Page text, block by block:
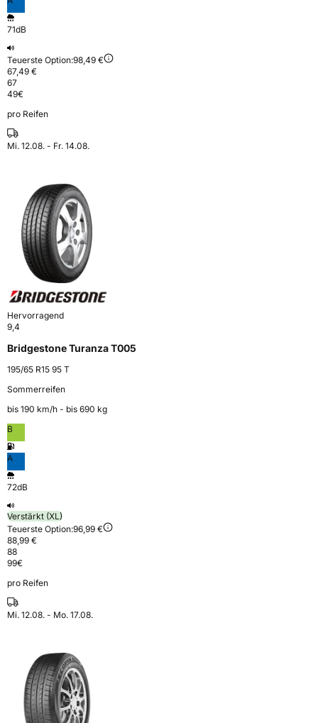
71dB
Teuerste Option:98,49 €
67,49 €
67
49€
pro Reifen
Mi. 12.08. - Fr. 14.08.
Hervorragend
9,4
Bridgestone Turanza T005
195/65 R15 95 T
Sommerreifen
bis 190 km⁠/⁠h - bis 690 kg
B
A
72dB
Verstärkt (XL)
Teuerste Option:96,99 €
88,99 €
88
99€
pro Reifen
Mi. 12.08. - Mo. 17.08.